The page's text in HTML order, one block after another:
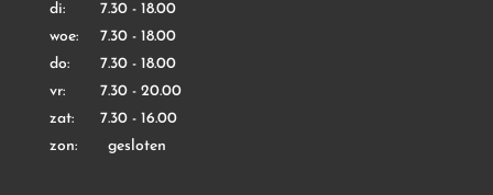
di: 7.30 - 18.00
woe: 7.30 - 18.00
do: 7.30 - 18.00
vr: 7.30 - 20.00
zat: 7.30 - 16.00
zon: gesloten